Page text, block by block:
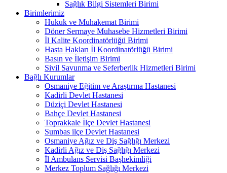
Sağlık Bilgi Sistemleri Birimi
Birimlerimiz
Hukuk ve Muhakemat Birimi
Döner Sermaye Muhasebe Hizmetleri Birimi
İl Kalite Koordinatörlüğü Birimi
Hasta Hakları İl Koordinatörlüğü Birimi
Basın ve İletişim Birimi
Sivil Savunma ve Seferberlik Hizmetleri Birimi
Bağlı Kurumlar
Osmaniye Eğitim ve Araştırma Hastanesi
Kadirli Devlet Hastanesi
Düziçi Devlet Hastanesi
Bahçe Devlet Hastanesi
Toprakkale İlçe Devlet Hastanesi
Sumbas ilçe Devlet Hastanesi
Osmaniye Ağız ve Diş Sağlığı Merkezi
Kadirli Ağız ve Diş Sağlığı Merkezi
İl Ambulans Servisi Başhekimliği
Merkez Toplum Sağlığı Merkezi